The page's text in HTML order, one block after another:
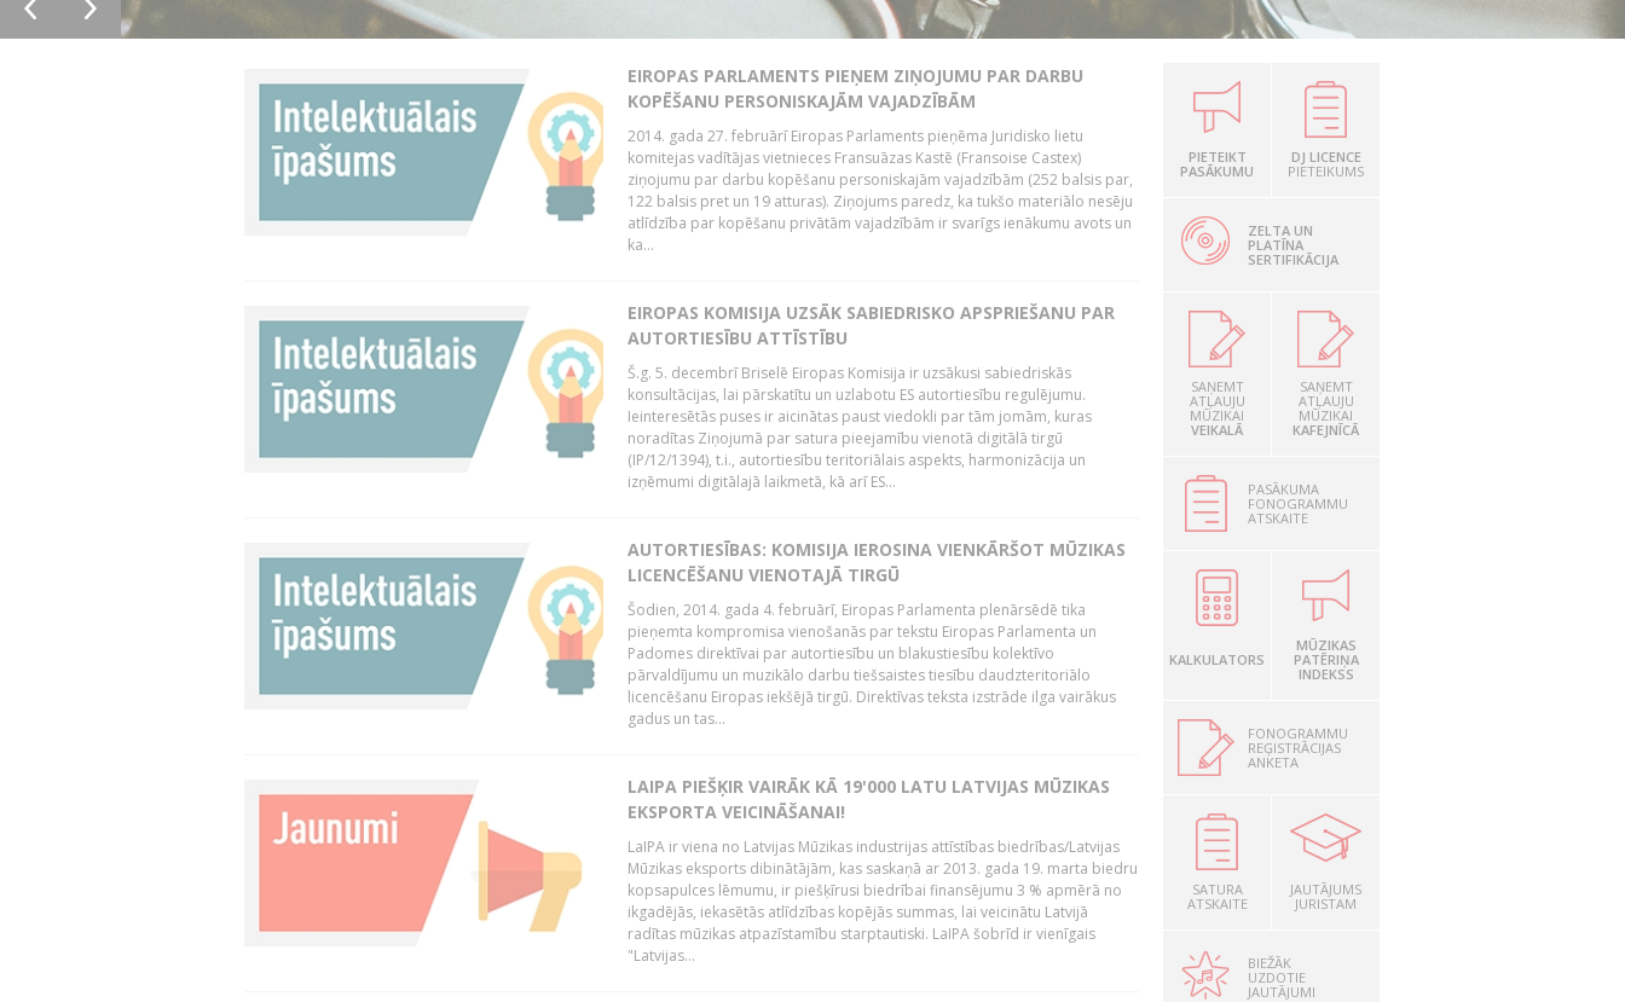
EIROPAS PARLAMENTS PIEŅEM ZIŅOJUMU PAR DARBU
KOPĒŠANU PERSONISKAJĀM VAJADZĪBĀM
2014. gada 27. februārī Eiropas Parlaments pieņēma Juridisko lietu
komitejas vadītājas vietnieces Fransuāzas Kastē (Fransoise Castex)
ziņojumu par darbu kopēšanu personiskajām vajadzībām (252 balsis par,
122 balsis pret un 19 atturas). Ziņojums paredz, ka tukšo materiālo nesēju
atlīdzība par kopēšanu privātām vajadzībām ir svarīgs ienākumu avots un
ka...
EIROPAS KOMISIJA UZSĀK SABIEDRISKO APSPRIEŠANU PAR
AUTORTIESĪBU ATTĪSTĪBU
Š.g. 5. decembrī Briselē Eiropas Komisija ir uzsākusi sabiedriskās
konsultācijas, lai pārskatītu un uzlabotu ES autortiesību regulējumu.
Ieinteresētās puses ir aicinātas paust viedokli par tām jomām, kuras
noradītas Ziņojumā par satura pieejamību vienotā digitālā tirgū
(IP/12/1394), t.i., autortiesību teritoriālais aspekts, harmonizācija un
izņēmumi digitālajā laikmetā, kā arī ES...
AUTORTIESĪBAS: KOMISIJA IEROSINA VIENKĀRŠOT MŪZIKAS
LICENCĒŠANU VIENOTAJĀ TIRGŪ
Šodien, 2014. gada 4. februārī, Eiropas Parlamenta plenārsēdē tika
pieņemta kompromisa vienošanās par tekstu Eiropas Parlamenta un
Padomes direktīvai par autortiesību un blakustiesību kolektīvo
pārvaldījumu un muzikālo darbu tiešsaistes tiesību daudzteritoriālo
licencēšanu Eiropas iekšējā tirgū. Direktīvas teksta izstrāde ilga vairākus
gadus un tas...
LAIPA PIEŠĶIR VAIRĀK KĀ 19'000 LATU LATVIJAS MŪZIKAS
EKSPORTA VEICINĀŠANAI!
LaIPA ir viena no Latvijas Mūzikas industrijas attīstības biedrības/Latvijas
Mūzikas eksports dibinātājām, kas saskaņā ar 2013. gada 19. marta biedru
kopsapulces lēmumu, ir piešķīrusi biedrībai finansējumu 3 % apmērā no
ikgadējās, iekasētās atlīdzības kopējās summas, lai veicinātu Latvijā
radītas mūzikas atpazīstamību starptautiski. LaIPA šobrīd ir vienīgais
"Latvijas...
PIETEIKT
PASĀKUMU
DJ LICENCE
PIETEIKUMS
ZELTA UN
PLATĪNA
SERTIFIKĀCIJA
SAŅEMT
ATĻAUJU
MŪZIKAI
VEIKALĀ
SAŅEMT
ATĻAUJU
MŪZIKAI
KAFEJNĪCĀ
PASĀKUMA
FONOGRAMMU
ATSKAITE
KALKULATORS
MŪZIKAS
PATĒRIŅA
INDEKSS
FONOGRAMMU
REĢISTRĀCIJAS
ANKETA
SATURA
ATSKAITE
JAUTĀJUMS
JURISTAM
BIEŽĀK
UZDOTIE
JAUTĀJUMI